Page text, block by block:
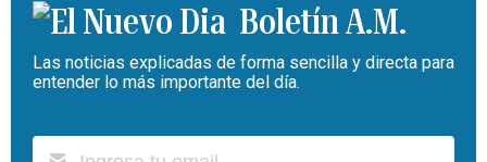
Boletín A.M.
Las noticias explicadas de forma sencilla y directa para
entender lo más importante del día.